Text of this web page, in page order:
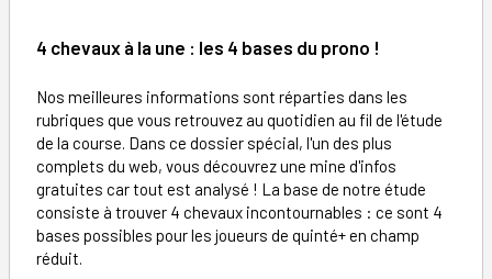
4 chevaux à la une : les 4 bases du prono !
Nos meilleures informations sont réparties dans les
rubriques que vous retrouvez au quotidien au fil de l'étude
de la course. Dans ce dossier spécial, l'un des plus
complets du web, vous découvrez une mine d'infos
gratuites car tout est analysé ! La base de notre étude
consiste à trouver 4 chevaux incontournables : ce sont 4
bases possibles pour les joueurs de quinté+ en champ
réduit.